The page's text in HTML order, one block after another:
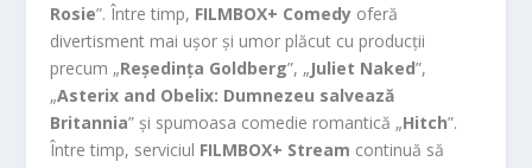
Rosie”. Între timp, FILMBOX+ Comedy oferă
divertisment mai ușor și umor plăcut cu producții
precum „Reședința Goldberg”, „Juliet Naked”,
„Asterix and Obelix: Dumnezeu salvează
Britannia” și spumoasa comedie romantică „Hitch”.
Între timp, serviciul FILMBOX+ Stream continuă să